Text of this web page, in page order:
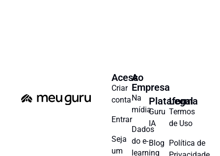
Acesso
Criar
conta
Entrar
Seja
um
A
Empresa
Na
mídia
Dados
do e-
learning
Plataforma
Guru
IA
Blog
Legal
Termos
de Uso
Política de